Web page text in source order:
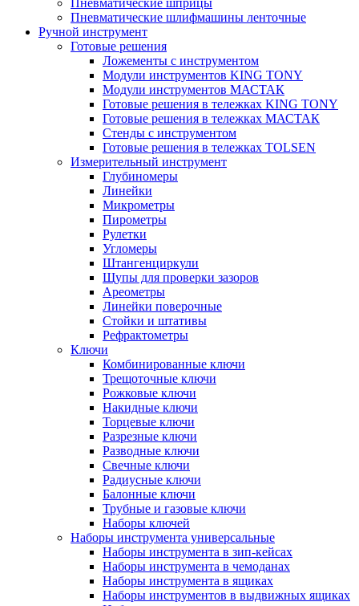
Пневматические шприцы
Пневматические шлифмашины ленточные
Ручной инструмент
Готовые решения
Ложементы с инструментом
Модули инструментов KING TONY
Модули инструментов МАСТАК
Готовые решения в тележках KING TONY
Готовые решения в тележках МАСТАК
Стенды с инструментом
Готовые решения в тележках TOLSEN
Измерительный инструмент
Глубиномеры
Линейки
Микрометры
Пирометры
Рулетки
Угломеры
Штангенциркули
Щупы для проверки зазоров
Ареометры
Линейки поверочные
Стойки и штативы
Рефрактометры
Ключи
Комбинированные ключи
Трещоточные ключи
Рожковые ключи
Накидные ключи
Торцевые ключи
Разрезные ключи
Разводные ключи
Свечные ключи
Радиусные ключи
Балонные ключи
Трубные и газовые ключи
Наборы ключей
Наборы инструмента универсальные
Наборы инструмента в зип-кейсах
Наборы инструмента в чемоданах
Наборы инструмента в ящиках
Наборы инструментов в выдвижных ящиках